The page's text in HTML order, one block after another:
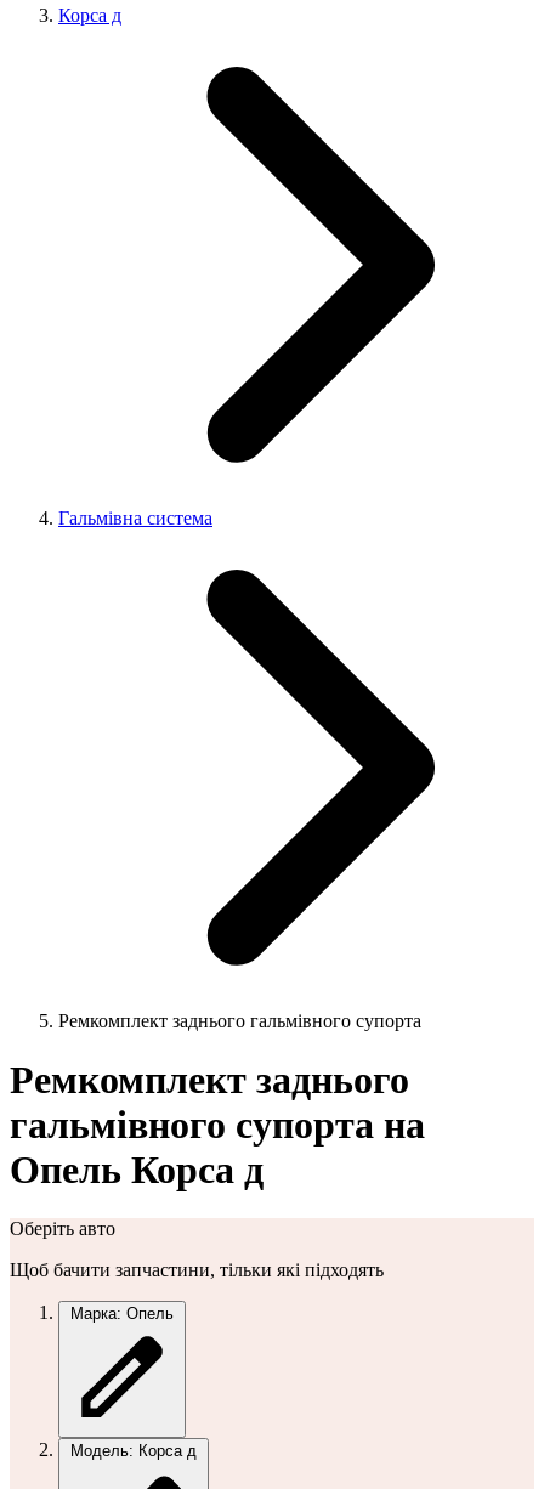
Корса д
Гальмівна система
Ремкомплект заднього гальмівного супорта
Ремкомплект заднього
гальмівного супорта на
Опель Корса д
Оберіть авто
Щоб бачити запчастини, тільки які підходять
Марка: Опель
Модель: Корса д